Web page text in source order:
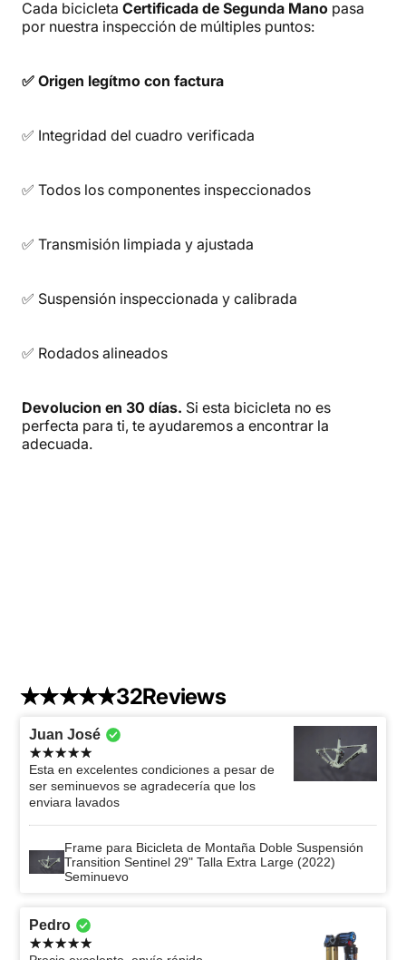
Cada bicicleta Certificada de Segunda Mano pasa
por nuestra inspección de múltiples puntos:
✅ Origen legítmo con factura
✅ Integridad del cuadro verificada
✅ Todos los componentes inspeccionados
✅ Transmisión limpiada y ajustada
✅ Suspensión inspeccionada y calibrada
✅ Rodados alineados
Devolucion en 30 días. Si esta bicicleta no es
perfecta para ti, te ayudaremos a encontrar la
adecuada.
32Reviews
Juan José
Esta en excelentes condiciones a pesar de
ser seminuevos se agradecería que los
enviara lavados
Frame para Bicicleta de Montaña Doble Suspensión
Transition Sentinel 29" Talla Extra Large (2022)
Seminuevo
Pedro